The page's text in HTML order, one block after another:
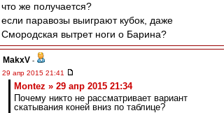
что же получается?
если паравозы выиграют кубок, даже
Смородская вытрет ноги о Барина?
MakxV -
29 апр 2015 21:41
Montez » 29 апр 2015 21:34
Почему никто не рассматривает вариант
скатывания коней вниз по таблице?